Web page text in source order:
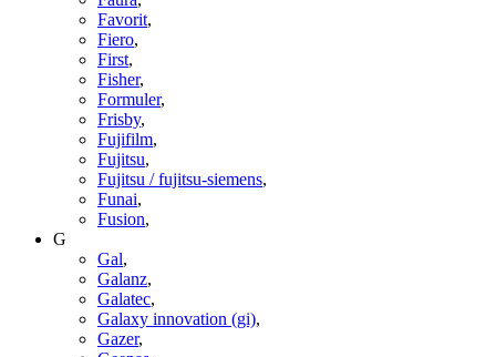
Favorit,
Fiero,
First,
Fisher,
Formuler,
Frisby,
Fujifilm,
Fujitsu,
Fujitsu / fujitsu-siemens,
Funai,
Fusion,
G
Gal,
Galanz,
Galatec,
Galaxy innovation (gi),
Gazer,